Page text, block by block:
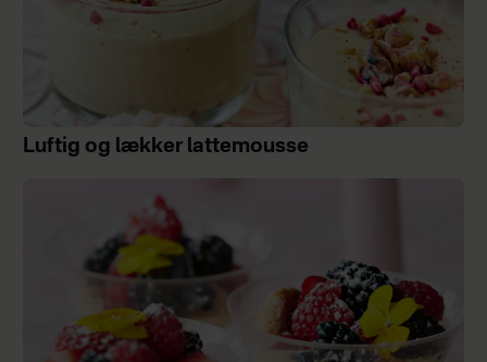
Luftig og lækker lattemousse